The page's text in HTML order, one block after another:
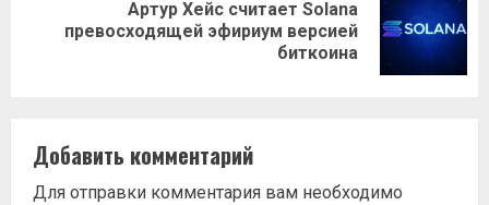
Следующая
Артур Хейс считает Solana
превосходящей эфириум версией
биткоина
Добавить комментарий
Для отправки комментария вам необходимо